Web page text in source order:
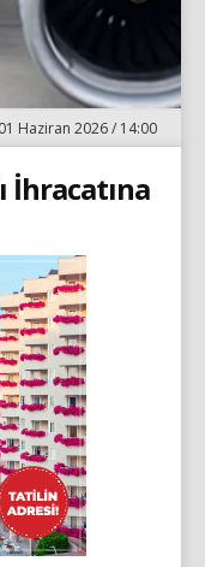
01 Haziran 2026 / 14:00
İhracatına